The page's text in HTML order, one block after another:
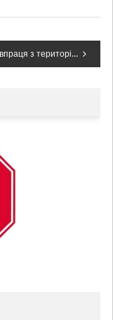
Співпраця з територіальними громадами Івано-Франківщини триває